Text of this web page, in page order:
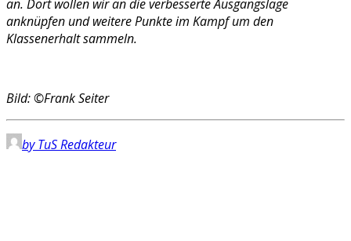
an. Dort wollen wir an die verbesserte Ausgangslage
anknüpfen und weitere Punkte im Kampf um den
Klassenerhalt sammeln.
Bild: ©Frank Seiter
by TuS Redakteur